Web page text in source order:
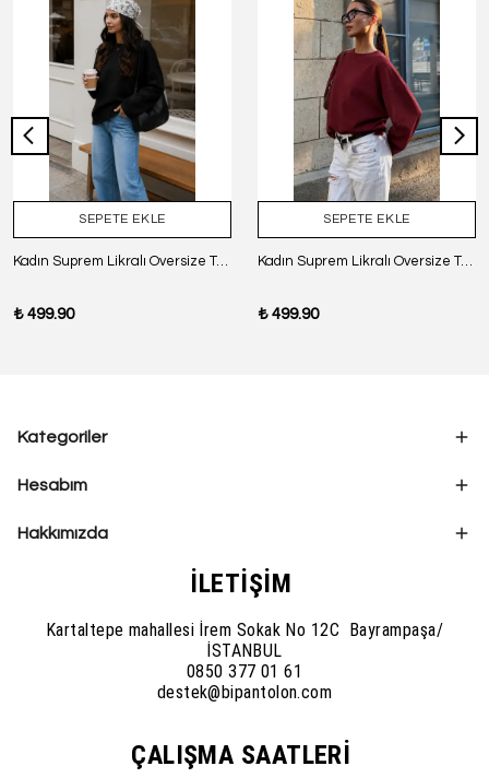
SEPETE EKLE
Kadın Suprem Likralı Oversize T-Shirt - SİYAH
₺ 499.90
SEPETE EKLE
Kadın Suprem Likralı Oversize T-Shirt - BORDO
₺ 499.90
Kategoriler
Hesabım
Hakkımızda
İLETİŞİM
Kartaltepe mahallesi İrem Sokak No 12C Bayrampaşa/
İSTANBUL
0850 377 01 61
destek@bipantolon.com
ÇALIŞMA SAATLERİ